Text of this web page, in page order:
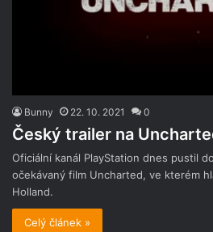
Bunny 22. 10. 2021 0
Český trailer na
Oficiální kanál PlayStation dnes pustil
očekávaný film Uncharted, ve kterém
Holland.
Celý článek »